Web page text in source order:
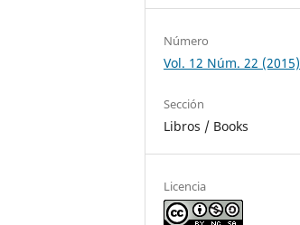
Número
Vol. 12 Núm. 22 (2015)
Sección
Libros / Books
Licencia